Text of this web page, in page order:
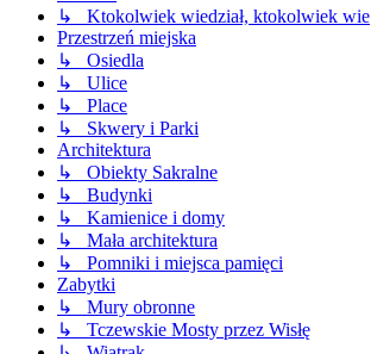
↳ Ktokolwiek wiedział, ktokolwiek wie
Przestrzeń miejska
↳ Osiedla
↳ Ulice
↳ Place
↳ Skwery i Parki
Architektura
↳ Obiekty Sakralne
↳ Budynki
↳ Kamienice i domy
↳ Mała architektura
↳ Pomniki i miejsca pamięci
Zabytki
↳ Mury obronne
↳ Tczewskie Mosty przez Wisłę